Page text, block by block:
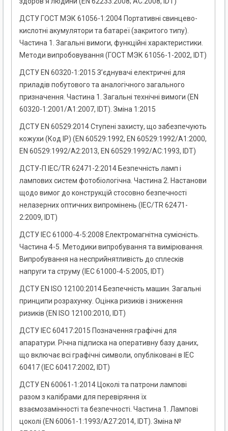
ДСТУ ГОСТ МЭК 61056-1:2004 Портативні свинцево-
кислотні акумулятори та батареї (закритого типу).
Частина 1. Загальні вимоги, функційні характеристики.
Методи випробовування (ГОСТ МЭК 61056-1-2002, IDT)
ДСТУ EN 60320-1:2015 З’єднувачі електричні для
приладів побутового та аналогічного загального
призначення. Частина 1. Загальні технічні вимоги (EN
60320-1:2001/А1:2007, IDT). Зміна 1:2015
ДСТУ EN 60529:2014 Ступені захисту, що забезпечують
кожухи (Код ІР) (EN 60529:1992, EN 60529:1992/A1:2000,
EN 60529:1992/A2:2013, EN 60529:1992/AC:1993, IDT)
ДСТУ-П IEC/TR 62471-2:2014 Безпечність ламп і
лампових систем фотобіологічна. Частина 2. Настанови
щодо вимог до конструкцій стосовно безпечності
нелазерних оптичних випромінень (IEC/TR 62471-
2:2009, IDT)
ДСТУ ІЕС 61000-4-5:2008 Електромагнітна сумісність.
Частина 4-5. Методики випробування та вимірювання.
Випробування на несприйнятливість до сплесків
напруги та струму (ІЕС 61000-4-5:2005, IDТ)
ДСТУ EN ISO 12100:2014 Безпечність машин. Загальні
принципи розрахунку. Оцінка ризиків і зниження
ризиків (EN ISO 12100:2010, IDT)
ДСТУ IEC 60417:2015 Позначення графічні для
апаратури. Річна підписка на оперативну базу даних,
що включає всі графічні символи, опубліковані в IEC
60417 (IEC 60417:2002, IDT)
ДСТУ EN 60061-1:2014 Цоколі та патрони лампові
разом з калібрами для перевіряння їх
взаємозамінності та безпечності. Частина 1. Лампові
цоколі (EN 60061-1:1993/А27:2014, IDT). Зміна №